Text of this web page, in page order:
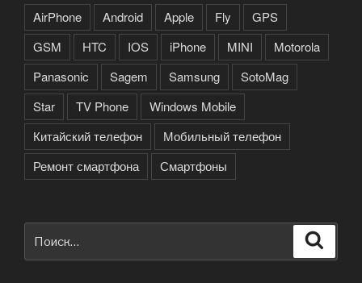
AirPhone Android Apple Fly
GPS
GSM
HTC IOS iPhone MINI
Motorola
Panasonic
Sagem Samsung
SotoMag
Star
TV Phone
Windows Mobile
Китайский телефон
Мобильный телефон
Ремонт смартфона
Смартфоны